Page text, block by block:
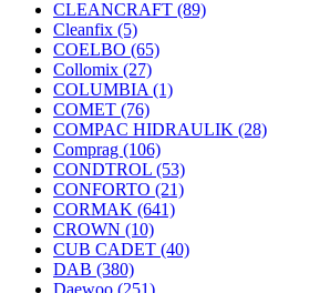
CLEANCRAFT (89)
Cleanfix (5)
COELBO (65)
Collomix (27)
COLUMBIA (1)
COMET (76)
COMPAC HIDRAULIK (28)
Comprag (106)
CONDTROL (53)
CONFORTO (21)
CORMAK (641)
CROWN (10)
CUB CADET (40)
DAB (380)
Daewoo (251)